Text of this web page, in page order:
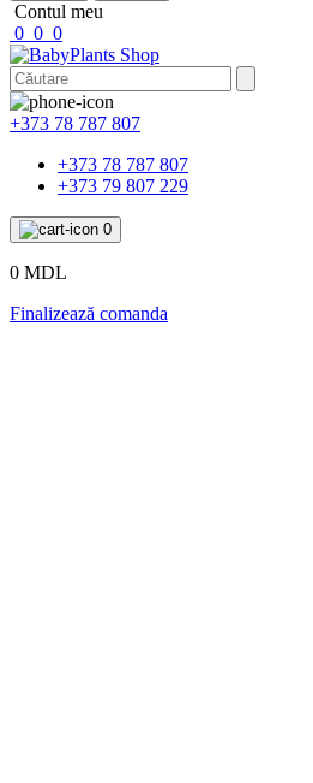
Contul meu
0 0 0
+373 78 787 807
+373 78 787 807
+373 79 807 229
0
0 MDL
Finalizează comanda